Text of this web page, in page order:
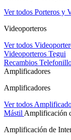
Ver todos Porteros y
Videoporteros
Ver todos
Videoporteros Tegui
Recambios
Amplificadores
Amplificadores
Ver todos
Mástil Amplificación
Amplificación de